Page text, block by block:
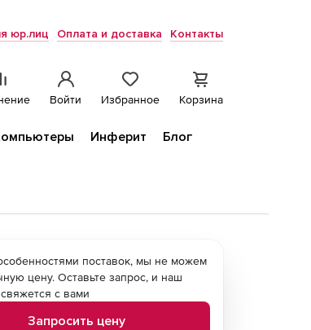
юр.лиц Оплата и доставка Контакты
Войти Избранное Корзина
Инферит
Блог
поставок, мы не можем
цену. Оставьте запрос, и наш
с вами
Запросить цену